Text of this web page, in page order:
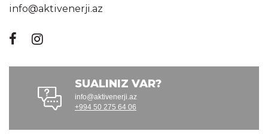
info@aktivenerji.az
SUALINIZ VAR?
info@aktivenerji.az
+994 50 275 64 06